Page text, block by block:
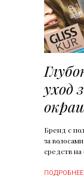
уход
Бренд с
за
средств на
ПОДРОБНЕЕ